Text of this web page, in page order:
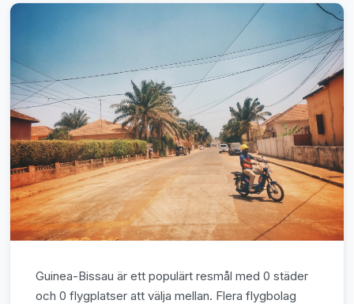
Guinea-Bissau är ett populärt resmål med 0 städer
och 0 flygplatser att välja mellan. Flera flygbolag